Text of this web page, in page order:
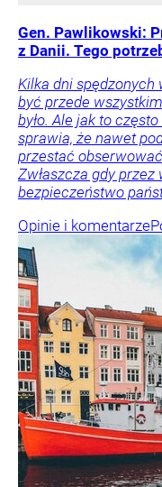
Gen. Pawlikowski:
z Danii. Tego
Kilka dni spędzonych
być przede
było. Ale jak to
sprawia, że nawet
przestać
Zwłaszcza gdy przez
bezpieczeństwo
Opinie i komentarze